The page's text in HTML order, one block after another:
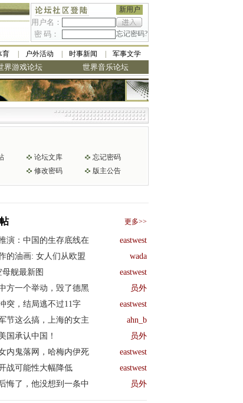
新用户
用户名：
密 码：
忘记密码?
育 户外活动 时事新闻 军事文学
界游戏论坛 世界音乐论坛
论坛文库
忘记密码
修改密码 版主公告
更多>>
演：中国的生存底线在 eastwest
的油画: 女人们从欧盟 wada
母舰最新图 eastwest
方一个举动，毁了德黑 员外
突，结局逃不过11字 eastwest
节这么搞，上海的女主 ahn_b
国承认中国！ 员外
内鬼落网，哈梅内伊死 eastwest
战可能性大幅降低 eastwest
悔了，他没想到一条中 员外